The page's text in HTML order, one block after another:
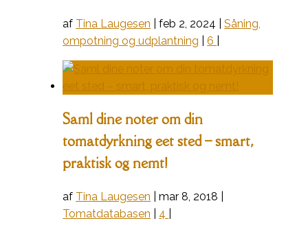
af Tina Laugesen |feb 2, 2024 |Såning,
ompotning og udplantning |6
Saml dine noter om din
tomatdyrkning eet sted – smart,
praktisk og nemt!
af Tina Laugesen |mar 8, 2018
Tomatdatabasen
4